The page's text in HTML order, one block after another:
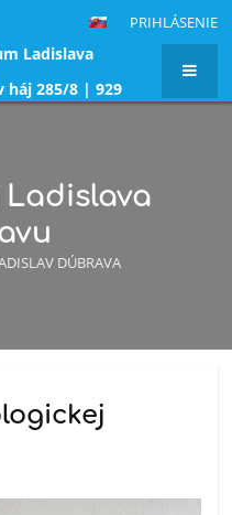
PRIHLÁSENIE
Ladislava
háj 285/8 | 929
Streda|
Ladislava
DÚBRAVA